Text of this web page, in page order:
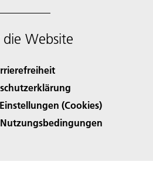
die Website
(Cookies)